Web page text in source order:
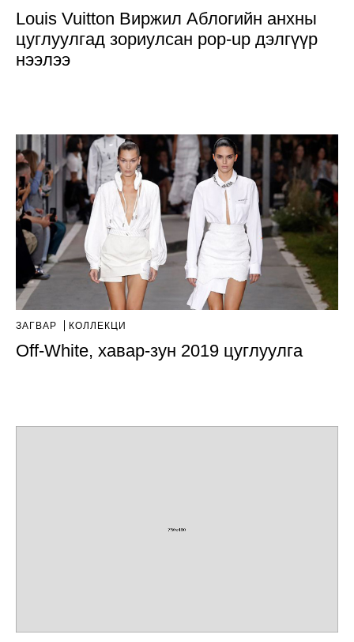
Louis Vuitton Виржил Аблогийн анхны
цуглуулгад зориулсан pop-up дэлгүүр
нээлээ
ЗАГВАР КОЛЛЕКЦИ
Off-White, хавар-зун 2019 цуглуулга